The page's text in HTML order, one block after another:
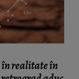
realitate în